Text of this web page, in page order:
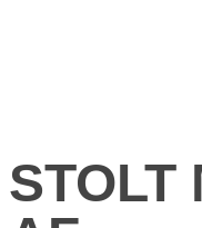
STOLT